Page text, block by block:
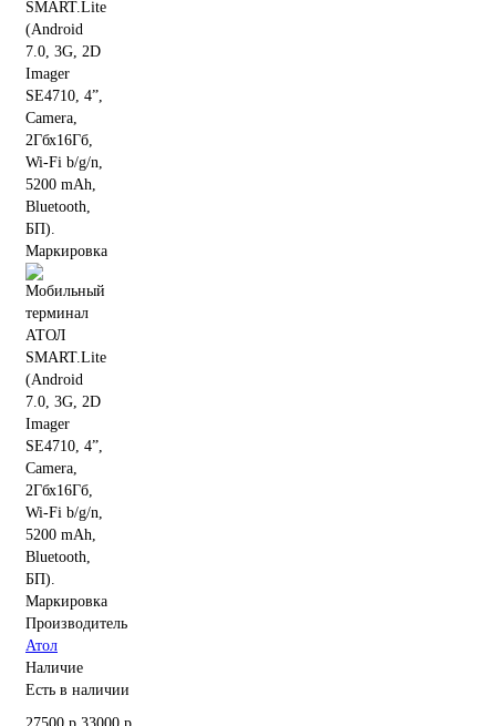
Производитель
Атол
Наличие
Есть в наличии